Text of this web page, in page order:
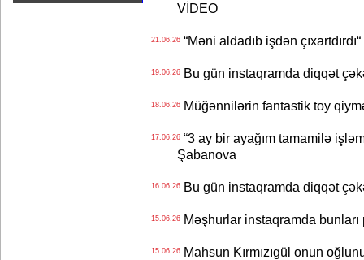
VİDEO
21.06.26“Məni aldadıb işdən
19.06.26Bu gün instaqramda diqqət
18.06.26Müğənnilərin fantastik toy
17.06.26“3 ay bir ayağım tamamilə
Şabanova
16.06.26Bu gün instaqramda diqqət
15.06.26Məşhurlar instaqramda bunları
15.06.26Mahsun Kırmızıgül onun